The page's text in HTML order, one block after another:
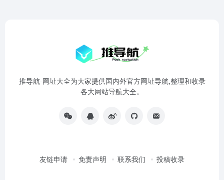
推导航-网址大全为大家提供国内外官方网址导航,整理和收录
各大网站导航大全。
友链申请 免责声明 联系我们 投稿收录